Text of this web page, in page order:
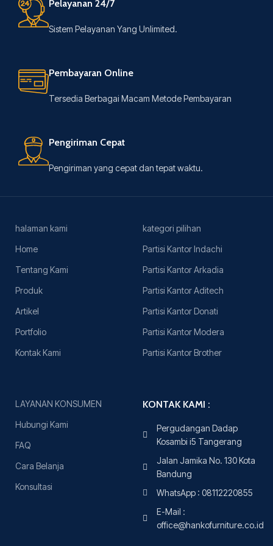
Pelayanan 24/7
Sistem Pelayanan Yang Unlimited.
Pembayaran Online
Tersedia Berbagai Macam Metode Pembayaran
Pengiriman Cepat
Pengiriman yang cepat dan tepat waktu.
halaman kami
Home
Tentang Kami
Produk
Artikel
Portfolio
Kontak Kami
kategori pilihan
Partisi Kantor Indachi
Partisi Kantor Arkadia
Partisi Kantor Aditech
Partisi Kantor Donati
Partisi Kantor Modera
Partisi Kantor Brother
LAYANAN KONSUMEN
Hubungi Kami
FAQ
Cara Belanja
Konsultasi
KONTAK KAMI :
Pergudangan Dadap
Kosambi i5 Tangerang
Jalan Jamika No. 130 Kota
Bandung
WhatsApp : 08112220855
E-Mail :
office@hankofurniture.co.id